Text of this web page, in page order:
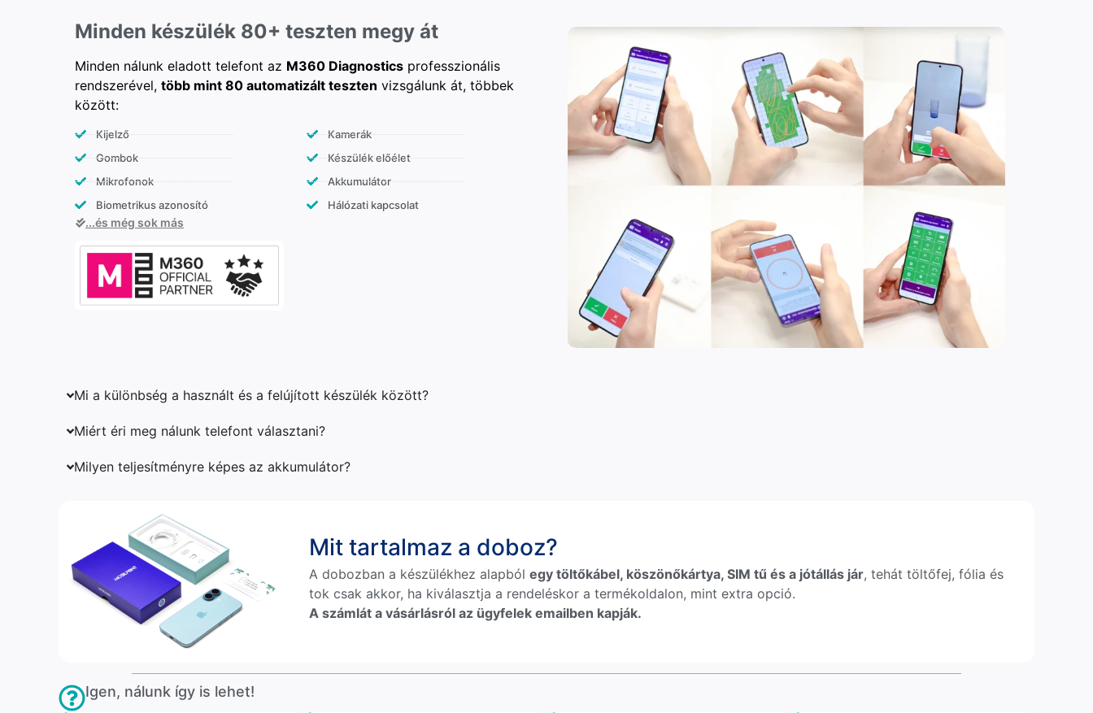
Minden készülék 80+ teszten megy át
Minden nálunk eladott telefont az M360 Diagnostics professzionális
rendszerével, több mint 80 automatizált teszten vizsgálunk át, többek
között:
Kijelző
Gombok
Mikrofonok
Biometrikus azonosító
Kamerák
Készülék előélet
Akkumulátor
Hálózati kapcsolat
...és még sok más
Mi a különbség a használt és a felújított készülék között?
Miért éri meg nálunk telefont választani?
Milyen teljesítményre képes az akkumulátor?
Mit tartalmaz a doboz?
A dobozban a készülékhez alapbólegy töltőkábel, köszönőkártya, SIM tű és a jótállás jár, tehát töltőfej, fólia és
tok csak akkor, ha kiválasztja a rendeléskor a termékoldalon, mint extra opció.
A számlát a vásárlásról az ügyfelek emailben kapják.
Igen, nálunk így is lehet!